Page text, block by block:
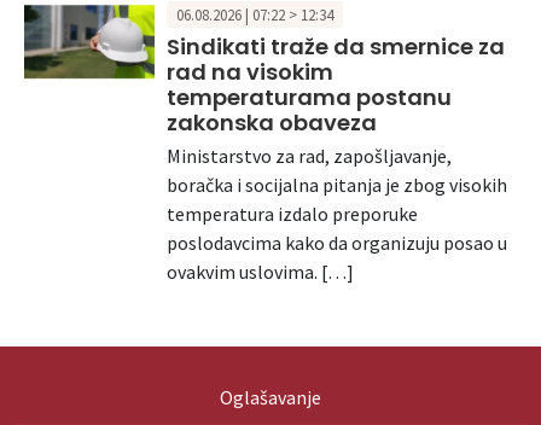
06.08.2026 | 07:22 > 12:34
Sindikati traže da smernice za
rad na visokim
temperaturama postanu
zakonska obaveza
Ministarstvo za rad, zapošljavanje,
boračka i socijalna pitanja je zbog visokih
temperatura izdalo preporuke
poslodavcima kako da organizuju posao u
ovakvim uslovima. […]
Oglašavanje